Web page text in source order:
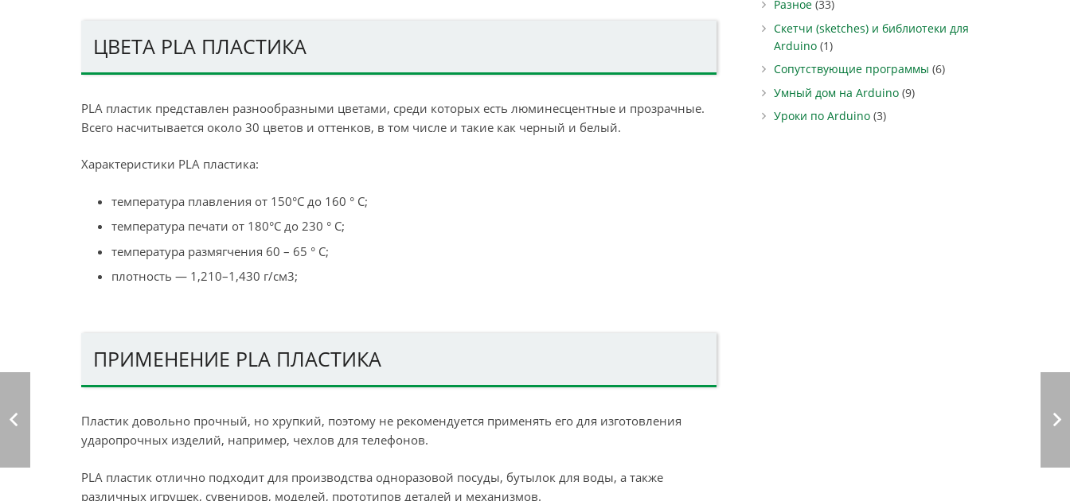
ЦВЕТА PLA ПЛАСТИКА
PLA пластик представлен разнообразными цветами, среди которых есть люминесцентные и прозрачные.
Всего насчитывается около 30 цветов и оттенков, в том числе и такие как черный и белый.
Характеристики PLA пластика:
температура плавления от 150°С до 160 ° C;
температура печати от 180°С до 230 ° C;
температура размягчения 60 – 65 ° С;
плотность — 1,210–1,430 г/см3;
ПРИМЕНЕНИЕ PLA ПЛАСТИКА
Пластик довольно прочный, но хрупкий, поэтому не рекомендуется применять его для изготовления
ударопрочных изделий, например, чехлов для телефонов.
PLA пластик отлично подходит для производства одноразовой посуды, бутылок для воды, а также
различных игрушек, сувениров, моделей, прототипов деталей и механизмов.
Разное (33)
Скетчи (sketches) и библиотеки для
Arduino (1)
Сопутствующие программы (6)
Умный дом на Arduino (9)
Уроки по Arduino (3)